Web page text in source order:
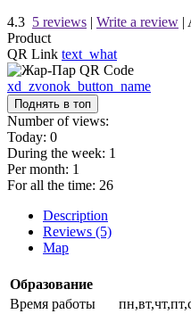
4.3 5 reviews | Write a review |
Product
QR Link text_what
xd_zvonok_button_name
Поднять в топ
Number of views:
Today: 0
During the week: 1
Per month: 1
For all the time: 26
Description
Reviews (5)
Map
Образование
Время работы